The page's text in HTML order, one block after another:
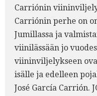
Carriónin
Carriónin perhe on
Jumillassa ja
viinilässään jo
viininviljelykseen
isälle ja edelleen
José García Carrión.